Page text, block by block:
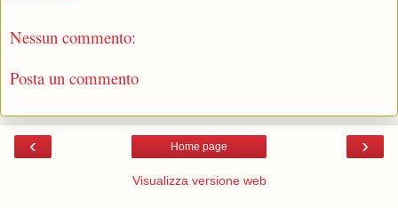
Nessun commento:
Posta un commento
‹ ›
Home page
Visualizza versione web